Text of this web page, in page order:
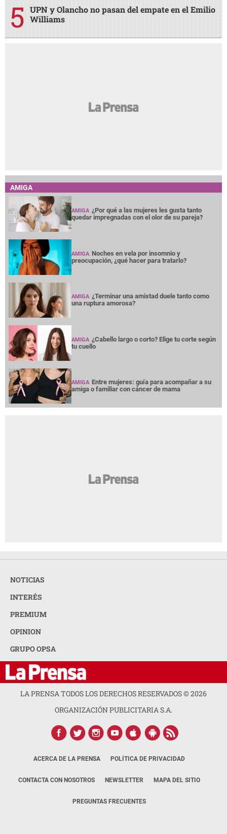
UPN y Olancho no pasan del empate en el Emilio
Williams
AMIGA
AMIGA ¿Por qué a las mujeres les gusta tanto
quedar impregnadas con el olor de su pareja?
AMIGA Noches en vela por insomnio y
preocupación, ¿qué hacer para tratarlo?
AMIGA ¿Terminar una amistad duele tanto como
una ruptura amorosa?
AMIGA ¿Cabello largo o corto? Elige tu corte según
tu cuello
AMIGA Entre mujeres: guía para acompañar a su
amiga o familiar con cáncer de mama
NOTICIAS
INTERÉS
PREMIUM
OPINION
GRUPO OPSA
LA PRENSA TODOS LOS DERECHOS RESERVADOS ©2026
ORGANIZACIÓN PUBLICITARIA S.A.
ACERCA DE LA PRENSA POLÍTICA DE PRIVACIDAD
CONTACTA CON NOSOTROS NEWSLETTER MAPA DEL SITIO
PREGUNTAS FRECUENTES